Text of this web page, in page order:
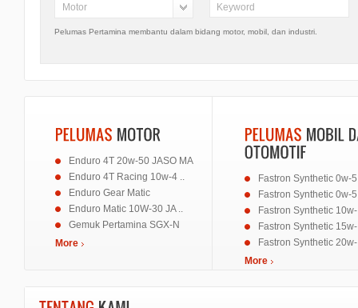
Motor
Pelumas Pertamina membantu dalam bidang motor, mobil, dan industri.
Enduro 4T 20w-50 JASO MA
Enduro 4T Racing 10w-4 ..
Enduro Gear Matic
Enduro Matic 10W-30 JA ..
Gemuk Pertamina SGX-N
More
Fastron Synthetic 0w-
Fastron Synthetic 0w-
Fastron Synthetic
Fastron Synthetic
Fastron Synthetic
More